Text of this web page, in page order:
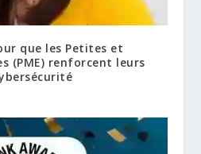
que les Petites et
(PME) renforcent leurs